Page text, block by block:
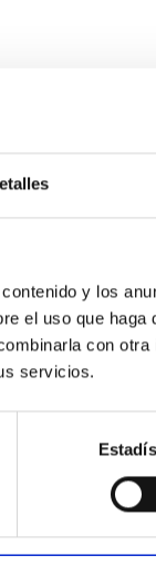
y los
el uso que
con
servicios.
Sitemap
Privacy
Cookies